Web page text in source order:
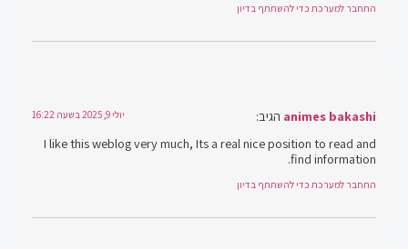
התחבר למערכת כדי להשתתף בדיון
animes bakashi הגיב: יולי 9, 2025 בשעה 16:22
I like this weblog very much, Its a real nice position to read and
find information.
התחבר למערכת כדי להשתתף בדיון